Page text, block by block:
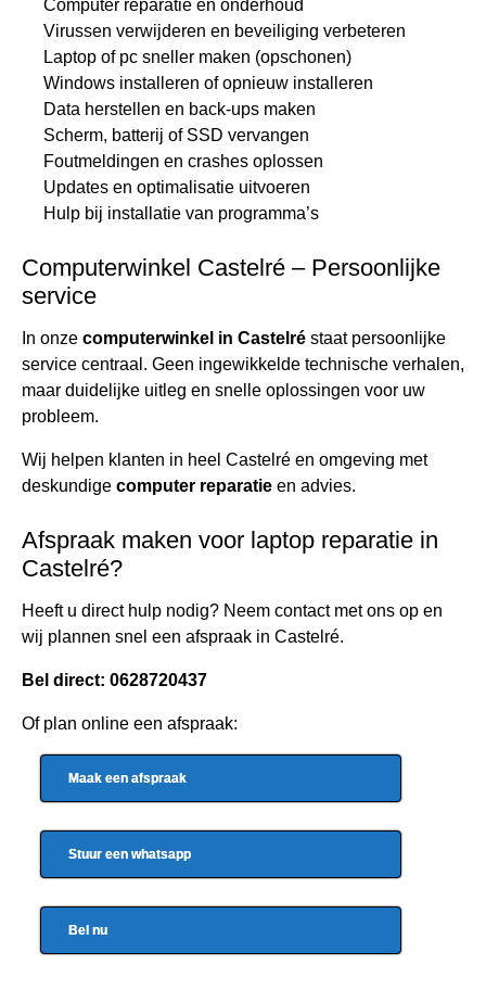
Computer reparatie en onderhoud
Virussen verwijderen en beveiliging verbeteren
Laptop of pc sneller maken (opschonen)
Windows installeren of opnieuw installeren
Data herstellen en back-ups maken
Scherm, batterij of SSD vervangen
Foutmeldingen en crashes oplossen
Updates en optimalisatie uitvoeren
Hulp bij installatie van programma’s
Computerwinkel Castelré – Persoonlijke
service
In onze computerwinkel in Castelré staat persoonlijke
service centraal. Geen ingewikkelde technische verhalen,
maar duidelijke uitleg en snelle oplossingen voor uw
probleem.
Wij helpen klanten in heel Castelré en omgeving met
deskundige computer reparatie en advies.
Afspraak maken voor laptop reparatie in
Castelré?
Heeft u direct hulp nodig? Neem contact met ons op en
wij plannen snel een afspraak in Castelré.
Bel direct: 0628720437
Of plan online een afspraak:
Maak een afspraak
Stuur een whatsapp
Bel nu